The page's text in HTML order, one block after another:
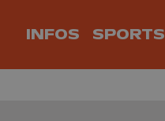
INFOS SPORTS